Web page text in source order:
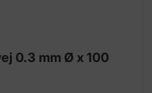
szwów
0.3 mm Ø x 100